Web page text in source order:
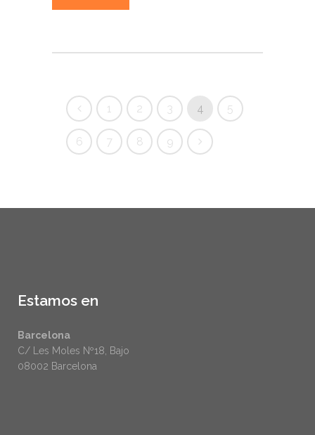
1 2 3 4 5
6 7 8 9
Estamos en
Barcelona
C/ Les Moles Nº18, Bajo
08002 Barcelona